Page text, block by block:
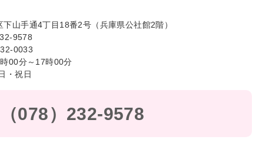
下山手通4丁目18番2号（兵庫県公社館2階）
9578
0033
00分～17時00分
・祝日
（078）232-9578